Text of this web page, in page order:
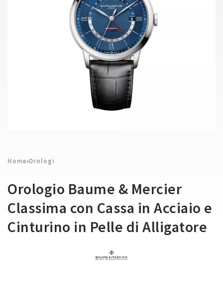
Home›Orologi
Orologio Baume & Mercier
Classima con Cassa in Acciaio e
Cinturino in Pelle di Alligatore